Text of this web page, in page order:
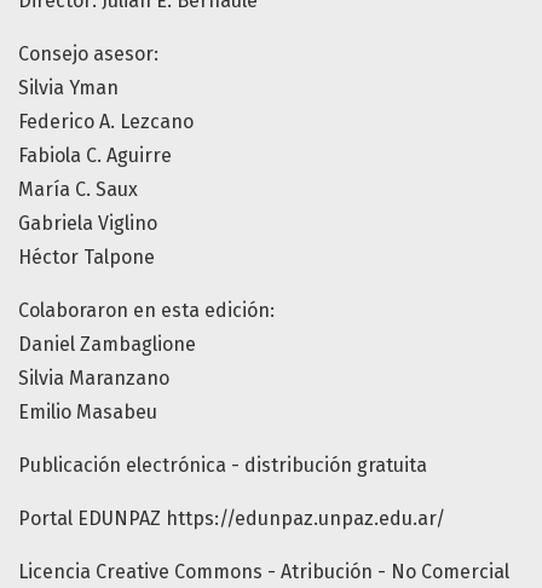
Consejo asesor:
Silvia Yman
Federico A. Lezcano
Fabiola C. Aguirre
María C. Saux
Gabriela Viglino
Héctor Talpone
Colaboraron en esta edición:
Daniel Zambaglione
Silvia Maranzano
Emilio Masabeu
Publicación electrónica - distribución gratuita
Portal EDUNPAZ https://edunpaz.unpaz.edu.ar/
Licencia Creative Commons - Atribución - No Comercial